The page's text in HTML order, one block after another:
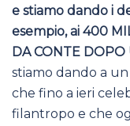
e stiamo dando i
esempio, ai 400
DA CONTE DOPO
stiamo dando a
che fino a ieri
filantropo e che